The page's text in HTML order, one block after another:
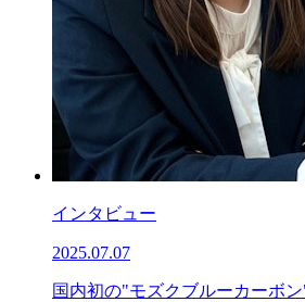
インタビュー
2025.07.07
国内初の"モズクブルーカーボ